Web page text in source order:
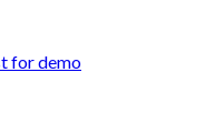
for demo